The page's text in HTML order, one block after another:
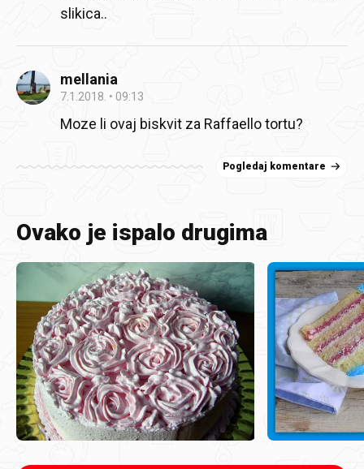
slikica..
mellania
7.1.2018. 09:13
Moze li ovaj biskvit za Raffaello tortu?
Pogledaj komentare
Ovako je ispalo drugima